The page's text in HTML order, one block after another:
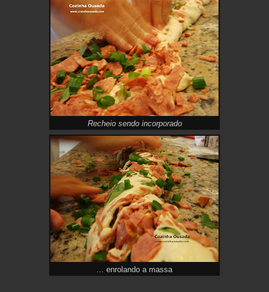
Recheio sendo incorporado
... enrolando a massa